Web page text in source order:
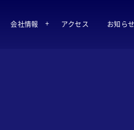
会社情報 アクセス お知らせ